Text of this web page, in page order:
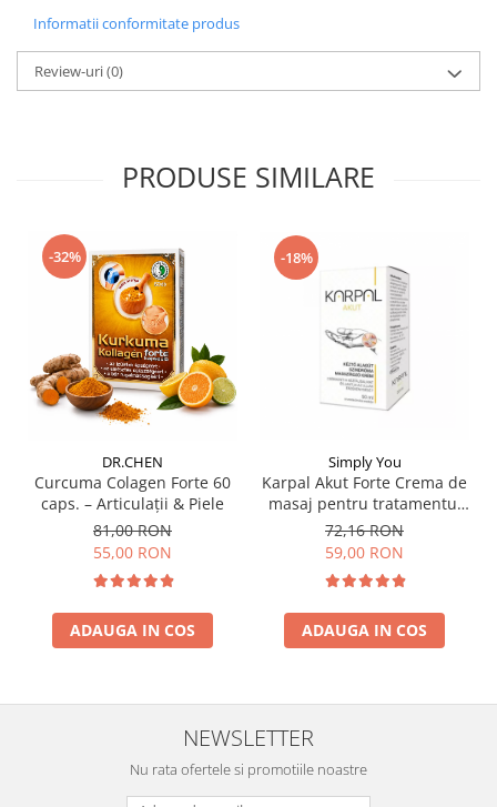
Informatii conformitate produs
Review-uri(0)
PRODUSE SIMILARE
-32%
DR.CHEN
Curcuma Colagen Forte 60
caps. – Articulații & Piele
81,00 RON
55,00 RON
ADAUGA IN COS
-18%
Simply You
Karpal Akut Forte Crema de
masaj pentru tratamentul
sindromului de tunel
carpian 50ml
72,16 RON
59,00 RON
ADAUGA IN COS
NEWSLETTER
Nu rata ofertele si promotiile noastre